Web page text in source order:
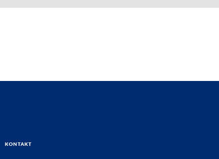
Kontakt